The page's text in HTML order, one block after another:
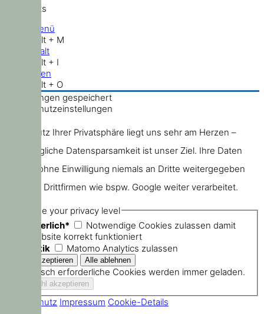
Shortcuts
Hauptmenü
Shift + Alt + M
Zum Inhalt
Shift + Alt + I
Nach oben
Shift + Alt + O
Einstellungen gespeichert
Datenschutzeinstellungen
Der Schutz Ihrer Privatsphäre liegt uns sehr am Herzen –
größtmögliche Datensparsamkeit ist unser Ziel. Ihre Daten
werden ohne Einwilligung niemals an Dritte weitergegeben
oder von Drittfirmen wie bspw. Google weiter verarbeitet.
Choose your privacy level
Erforderlich*
Notwendige Cookies zulassen damit
die Website korrekt funktioniert
Statistik
Matomo Analytics zulassen
Technisch erforderliche Cookies werden immer geladen.
Datenschutz Impressum Cookie-Details